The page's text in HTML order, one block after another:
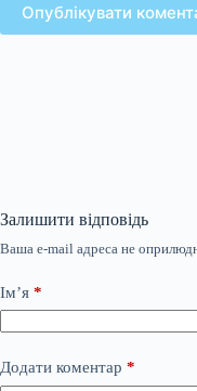
Опублікувати
Залишити відповідь
Ваша e-mail адреса не
Ім’я *
Додати коментар *